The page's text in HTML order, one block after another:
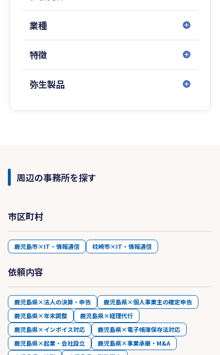
業種
特徴
弥生製品
周辺の事務所を探す
市区町村
鹿児島市×IT・情報通信 枕崎市×IT・情報通信
依頼内容
鹿児島県×法人の決算・申告
鹿児島県×個人事業主の確定申告
鹿児島県×年末調整
鹿児島県×経理代行
鹿児島県×インボイス対応
鹿児島県×電子帳簿保存法対応
鹿児島県×起業・会社設立
鹿児島県×事業承継・M&A